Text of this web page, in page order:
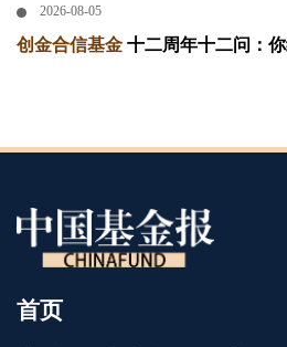
2026-08-05
创金合信基金 十二周年十二问：
首页